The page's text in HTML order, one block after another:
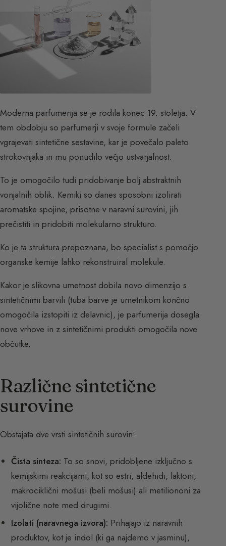
Moderna parfumerija se je rodila konec 19. stoletja. V
tem obdobju so parfumerji v svoje formule začeli
vgrajevati sintetične sestavine, kar je povečalo paleto
strokovnjaka in mu ponudilo večjo ustvarjalnost.
To je omogočilo tudi pridobivanje bolj abstraktnih
vonjalnih oblik. Kemiki so danes sposobni izolirati
aromatske spojine, prisotne v naravni surovini, jih
prečistiti in pridobiti molekularno strukturo.
Ko je ta struktura prepoznana, bo specialist s pomočjo
organske kemije lahko rekonstruiral molekule.
Kakor je slikovna umetnost dobila novo dimenzijo s
sintetičnimi barvili (tuba barve je umetnikom končno
omogočila izstopiti iz delavnic), je parfumerija dosegla
nove vrhove in z sintetičnimi produkti omogočila nove
občutke.
Različne sintetične
surovine
Obstajata dve vrsti sintetičnih surovin:
Čista sinteza: To so snovi, pridobljene izključno s
kemijskimi reakcijami, kot so estri, aldehidi, laktoni,
makrociklični mošusi (beli mošusi) ali metiliononi za
vijolične note med drugimi.
Izolati (naravnega izvora): Prihajajo iz naravnih
produktov, kot je indol (ki ga najdemo v jasminu),